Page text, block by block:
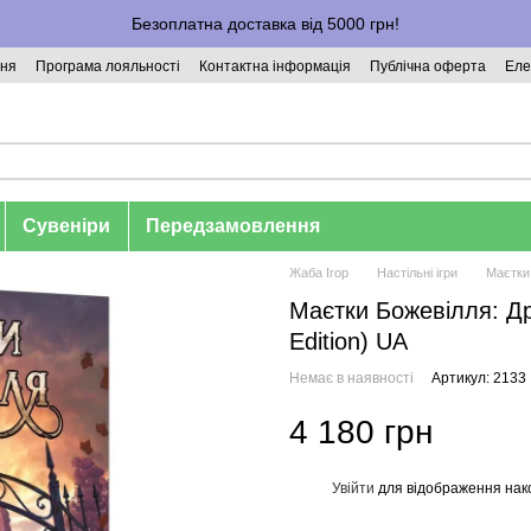
Безоплатна доставка від 5000 грн!
Програма лояльності Контактна інформація Публічна оферта
Сувеніри Передзамовлення
Жаба Ігор Настільні ігри
Маєтки Божевілля:
Edition) UA
Немає в наявності Артикул: 2133
4 180 грн
Увійти для відображення